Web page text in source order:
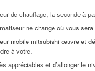
de chauffage, la seconde à
ne change où vous sera
mobile mitsubishi œuvre et
à votre.
appréciables et d’allonger le